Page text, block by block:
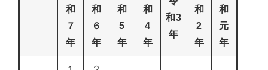
和
７
年
和
６
年
和
5
年
和
4
年
和3
年
和
2
年
和
元
年